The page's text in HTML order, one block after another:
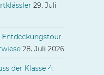
29. Juli
Entdeckungstour
28. Juli 2026
der Klasse 4: